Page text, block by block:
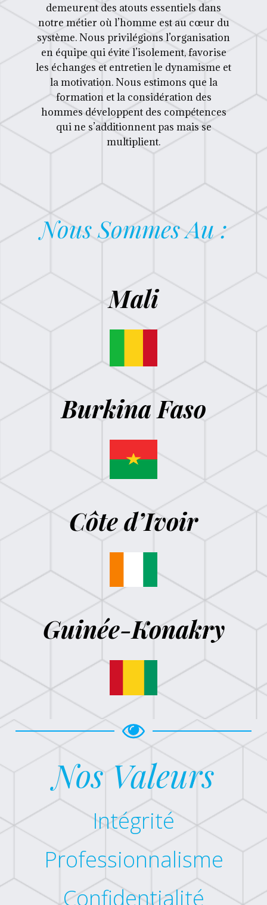
demeurent des atouts essentiels dans
notre métier où l’homme est au cœur du
système. Nous privilégions l’organisation
en équipe qui évite l’isolement, favorise
les échanges et entretien le dynamisme et
la motivation. Nous estimons que la
formation et la considération des
hommes développent des compétences
qui ne s’additionnent pas mais se
multiplient.
Nous Sommes Au :
Mali
Burkina Faso
Côte d’Ivoir
Guinée-Konakry
Nos Valeurs
Intégrité
Professionnalisme
Confidentialité